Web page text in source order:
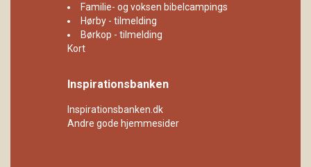
Familie- og voksen bibelcampings
Hørby - tilmelding
Børkop - tilmelding
Kort
Inspirationsbanken
Inspirationsbanken.dk
Andre gode hjemmesider